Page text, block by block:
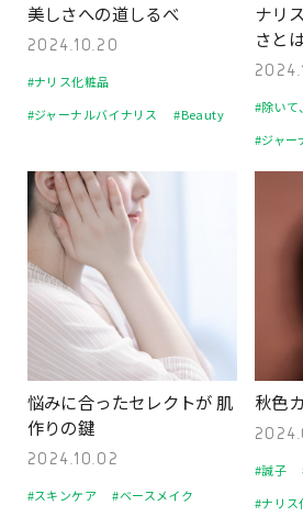
美しさへの道しるべ
2024.10.20
#ナリス化粧品
#ジャーナルバイナリス
#Beauty
ナリ
さと
#除いて
#ジャー
悩みに合ったセレクトが 肌
作りの鍵
2024.10.02
#スキンケア
#ベースメイク
秋色
#誠子
#ナリス